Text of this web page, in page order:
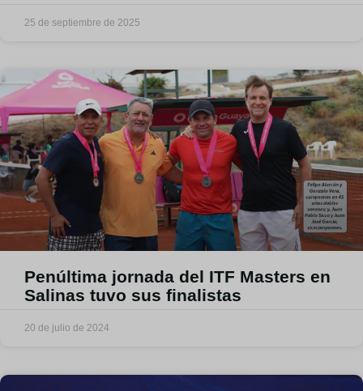
25 de septiembre de 2025
Penúltima jornada del ITF Masters en
Salinas tuvo sus finalistas
20 de julio de 2024